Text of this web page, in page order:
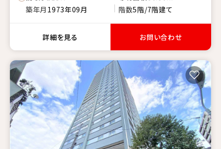
築年月 1973年09月 階数5階/7階建て
詳細を見る お問い合わせ